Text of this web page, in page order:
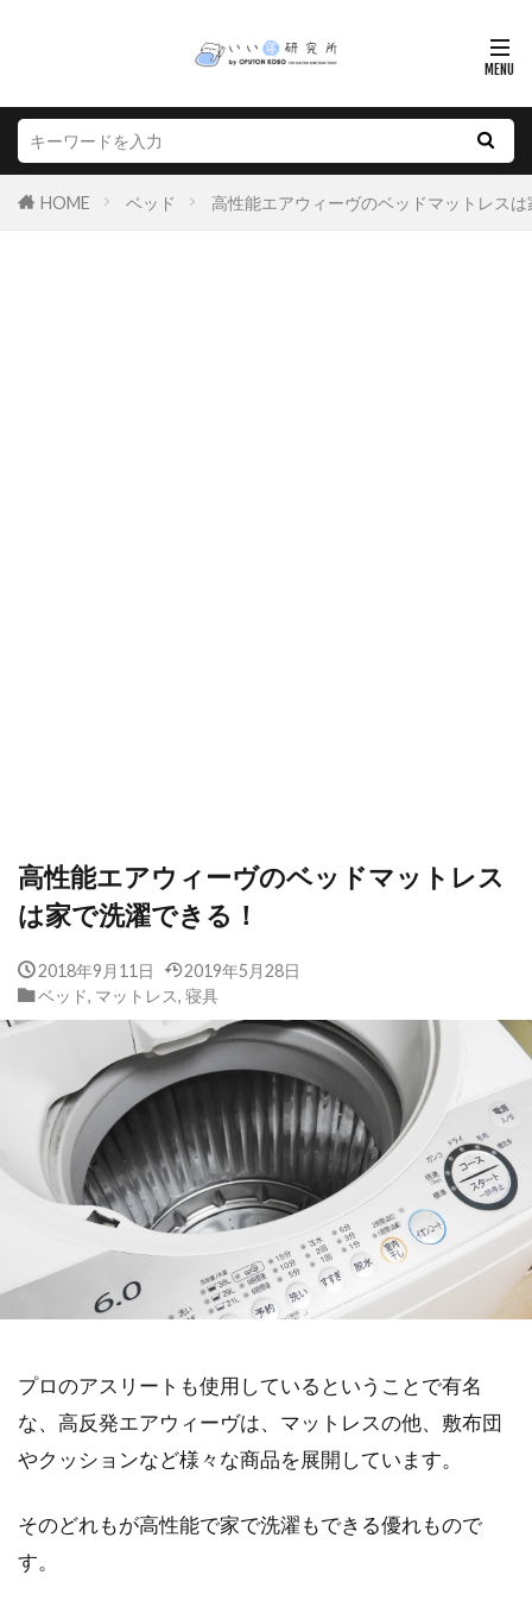
HOME ベッド 高性能エアウィーヴのベッドマットレス
高性能エアウィーヴのベッドマットレス
は家で洗濯できる！
2018年9月11日
2019年5月28日
ベッド, マットレス, 寝具
プロのアスリートも使用しているということで有名
な、高反発エアウィーヴは、マットレスの他、敷布団
やクッションなど様々な商品を展開しています。
そのどれもが高性能で家で洗濯もできる優れもので
す。